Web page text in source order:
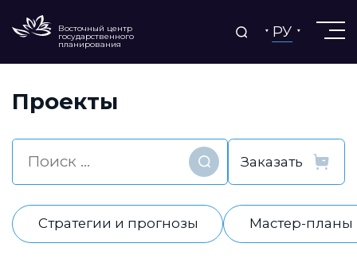
Восточный центр
государственного
планирования
РУ
Проекты
Найти
Стратегии и прогнозы Мастер-планы